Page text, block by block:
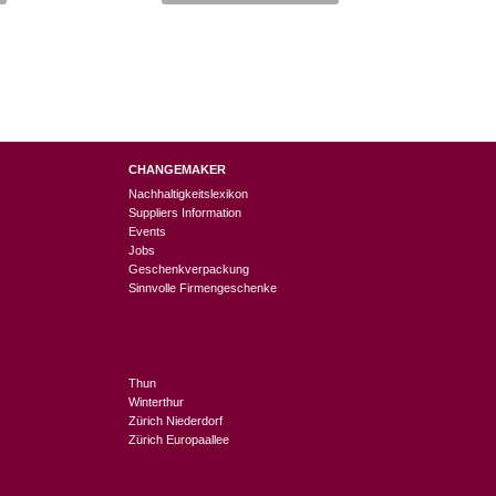
CHANGEMAKER
Nachhaltigkeitslexikon
Suppliers Information
Events
Jobs
Geschenkverpackung
Sinnvolle Firmengeschenke
Thun
Winterthur
Zürich Niederdorf
Zürich Europaallee